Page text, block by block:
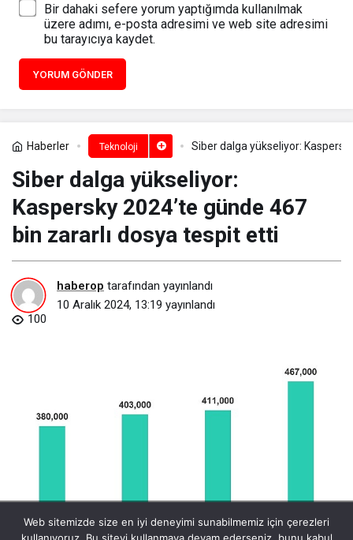
Bir dahaki sefere yorum yaptığımda kullanılmak
üzere adımı, e-posta adresimi ve web site adresimi
bu tarayıcıya kaydet.
YORUM GÖNDER
Haberler Teknoloji Siber dalga yükseliyor:
Siber dalga yükseliyor:
Kaspersky 2024’te günde 467
bin zararlı dosya tespit etti
haberop tarafından yayınlandı
10 Aralık 2024, 13:19 yayınlandı
100
siber-dalga-yukseliyor-kaspersky-2024te-gunde-467-bin-zararli-
Web sitemizde size en iyi deneyimi sunabilmemiz için çerezleri